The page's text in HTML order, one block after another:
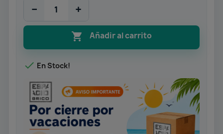
− +
 Añadir al carrito
 En Stock!